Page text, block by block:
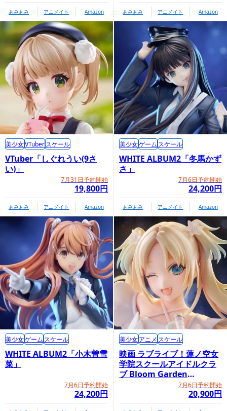
あみあみ アニメイト Amazon あみあみ アニメイト Amazon
VTuber「しぐれうい(9さ
い)」
7月31日予約開始
19,800円
美少女VTuberスケール
あみあみ アニメイト Amazon
WHITE ALBUM2「冬馬かず
さ」
7月6日予約開始
24,200円
美少女ゲーム スケール
あみあみ アニメイト Amazon
WHITE ALBUM2「小木曽雪
菜」
7月6日予約開始
24,200円
美少女ゲーム スケール
映画 ラブライブ！蓮ノ空女
学院スクールアイドルクラ
ブ Bloom Garden
Party「大沢瑠璃乃」7月6日予約開始
20,900円
美少女アニメ スケール